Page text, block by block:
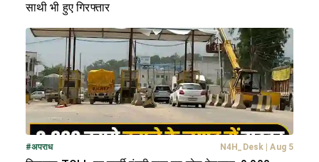
साथी भी हुए गिरफ्तार
#अपराध N4H_Desk Aug 5